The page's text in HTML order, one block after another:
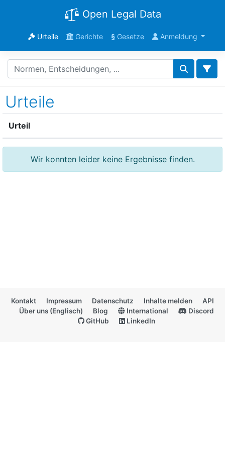
Open Legal Data
Urteile Gerichte §Gesetze Anmeldung
Urteile
Urteil
Wir konnten leider keine Ergebnisse finden.
Kontakt Impressum Datenschutz Inhalte melden
API
Über uns (Englisch)
Blog International
Discord
GitHub
LinkedIn